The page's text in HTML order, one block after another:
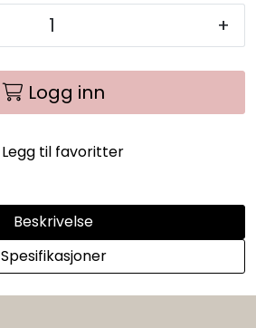
+
Logg inn
Legg til favoritter
Beskrivelse
Spesifikasjoner